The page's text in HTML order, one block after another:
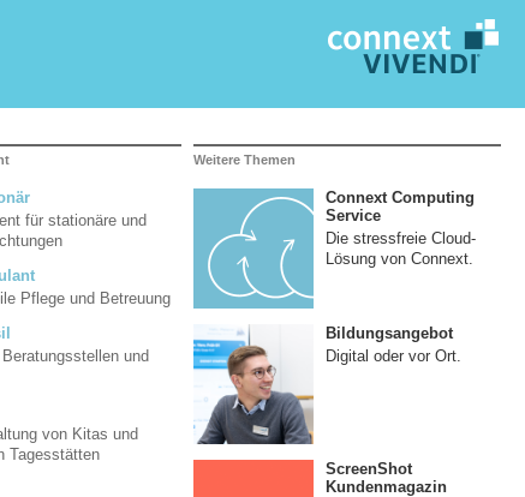
für stationäre und
Pflege und Betreuung
und
von Kitas und
Tagesstätten
Weitere Themen
Connext Computing
Service
Die stressfreie Cloud-
Lösung von Connext.
Bildungsangebot
Digital oder vor Ort.
ScreenShot
Kundenmagazin